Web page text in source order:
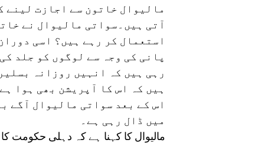
مالیوال خاتون سے اجازت لینے
آتی ہیں۔سواتی مالیوال نے
استعمال کر رہے ہیں؟ اسی
پانی کی وجہ سے لوگوں کو جلد
رہی ہیں کہ انہیں روزانہ
ہیں کہ اس کا آپریشن بھی ہوا
اس کے بعد سواتی مالیوال آگے
میں ڈال رہی ہے۔
مالیوال کا کہنا ہے کہ دہلی حکومت کا